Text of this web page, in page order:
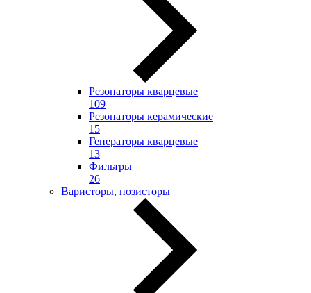
Резонаторы кварцевые
109
Резонаторы керамические
15
Генераторы кварцевые
13
Фильтры
26
Варисторы, позисторы